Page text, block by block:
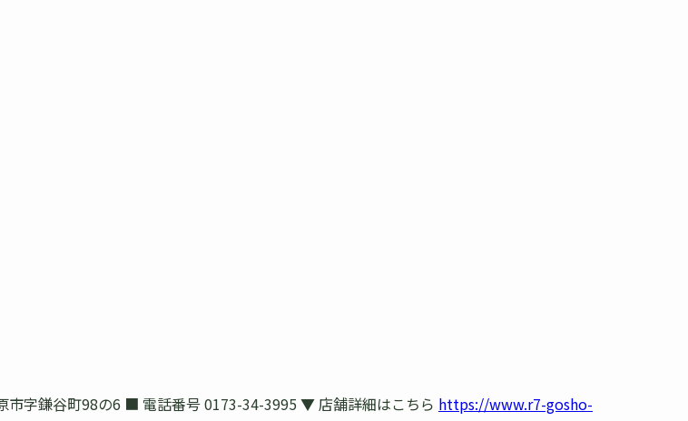
市字鎌谷町98の6 ■ 電話番号 0173-34-3995 ▼ 店舗詳細はこちら https://www.r7-gosho-